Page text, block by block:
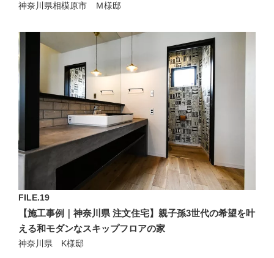
神奈川県相模原市 Ｍ様邸
FILE.19
【施工事例｜神奈川県 注文住宅】親子孫3世代の希望を叶
える和モダンなスキップフロアの家
神奈川県 K様邸